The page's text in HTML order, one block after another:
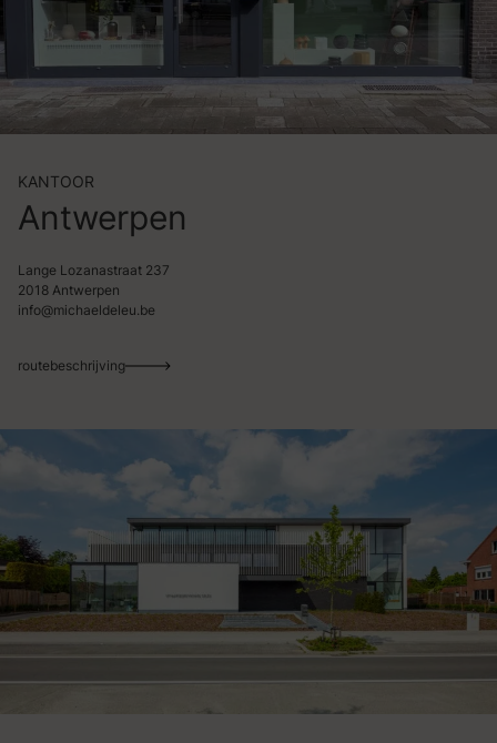
KANTOOR
Antwerpen
Lange Lozanastraat 237
2018 Antwerpen
info@michaeldeleu.be
routebeschrijving